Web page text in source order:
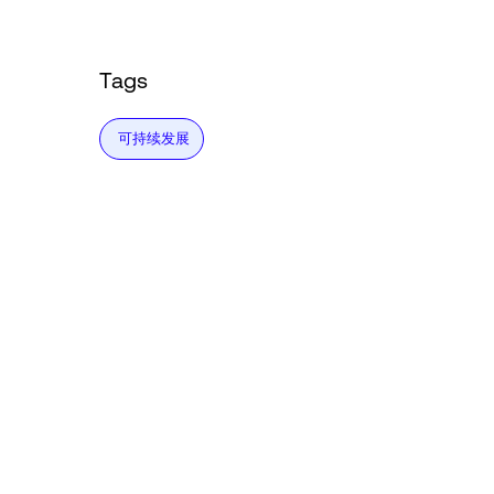
Tags
可持续发展